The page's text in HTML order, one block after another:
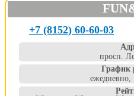
+7 (8152) 60-60-03
просп.
График
ежедневно,